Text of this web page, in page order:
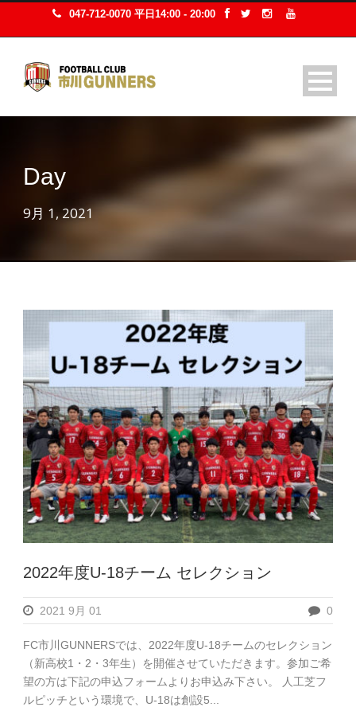
047-712-0070 平日14:00 - 20:00
Day
9月 1, 2021
2022年度U-18チーム セレクション
2021 9月 01 0
FC市川GUNNERSでは、2022年度U-18チームのセレクション
（新高校1・2・3年生）を開催させていただきます。参加ご希
望の方は下記の申込フォームよりお申込み下さい。 人工芝フ
ルピッチという環境で、U-18は創設5...